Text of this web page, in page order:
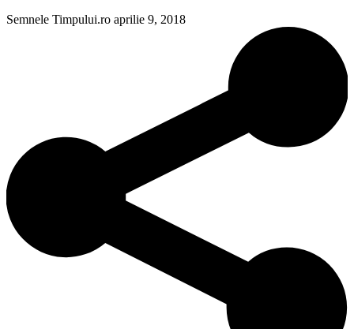
Semnele Timpului.ro aprilie 9, 2018